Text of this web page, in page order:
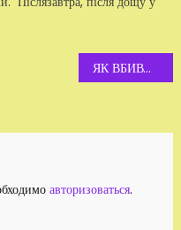
ЯК ВБИВАЛИ ЖУРНАЛІСТА
авторизоваться.